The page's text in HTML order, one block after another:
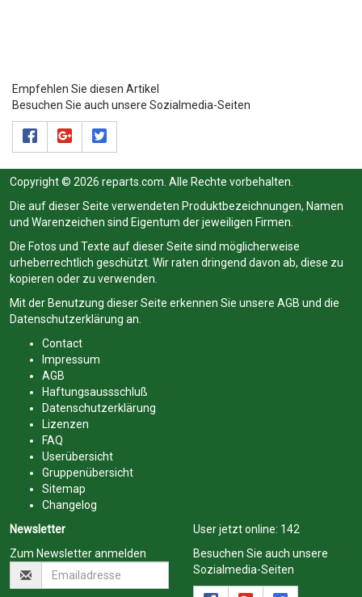
Empfehlen Sie diesen Artikel
Besuchen Sie auch unsere Sozialmedia-Seiten
Copyright © 2026 reparts.com. Alle Rechte vorbehalten.
Die auf dieser Seite verwendeten Produktbezeichnungen, Namen
und Warenzeichen sind Eigentum der jeweiligen Firmen.
Die Fotos und Texte auf dieser Seite sind möglicherweise
urheberrechtlich geschützt. Wir raten dringend davon ab, diese zu
kopieren oder zu verwenden.
Mit der Benutzung dieser Seite erkennen Sie unsere AGB und die
Datenschutzerklärung an.
Contact
Impressum
AGB
Haftungsaussschluß
Datenschutzerklärung
Lizenzen
FAQ
Userübersicht
Gruppenübersicht
Sitemap
Changelog
Newsletter
Zum Newsletter anmelden
User jetzt online: 142
Besuchen Sie auch unsere
Sozialmedia-Seiten